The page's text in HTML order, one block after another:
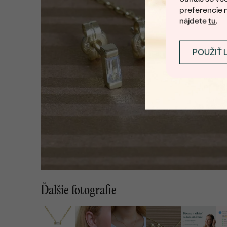
preferencie
nájdetetu.
POUŽIŤ
Ďalšie fotografie